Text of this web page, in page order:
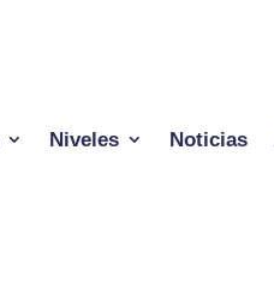
Niveles Noticias